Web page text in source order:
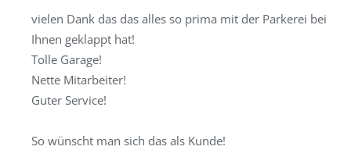
vielen Dank das das alles so prima mit der Parkerei bei
Ihnen geklappt hat!
Tolle Garage!
Nette Mitarbeiter!
Guter Service!
So wünscht man sich das als Kunde!